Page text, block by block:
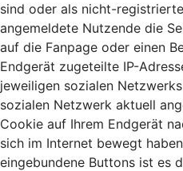
sind oder als nicht-
angemeldete Nutzende die
auf die Fanpage oder einen
Endgerät zugeteilte IP-
jeweiligen sozialen
sozialen Netzwerk aktuell
Cookie auf Ihrem Endgerät
sich im Internet bewegt
eingebundene Buttons ist es